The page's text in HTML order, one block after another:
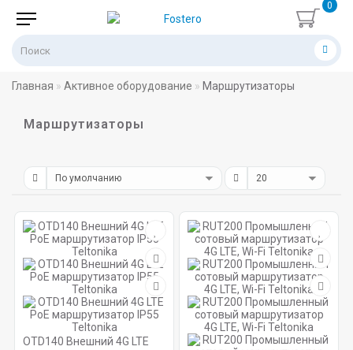
0
Главная Активное оборудование Маршрутизаторы
Маршрутизаторы
OTD140 Внешний 4G LTE